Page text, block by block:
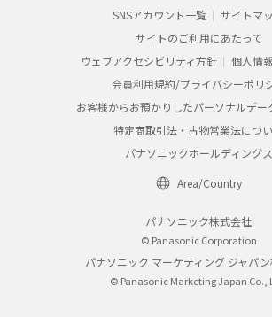
SNSアカウント一覧
サイトマ
サイトのご利用にあたって
ウェブアクセシビリティ方針
個人情
会員利用規約/プライバシーポリ
お客様からお預かりしたパーソナルデー
特定商取引法・古物営業法につ
パナソニックホールディングス
Area/Country
パナソニック株式会社
© Panasonic Corporation
パナソニック マーケティング ジャパ
© Panasonic Marketing Japan Co.,